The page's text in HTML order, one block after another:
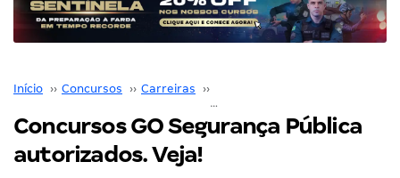
Início ›› Concursos ›› Carreiras ››
Concursos GO Segurança Pública
autorizados. Veja!